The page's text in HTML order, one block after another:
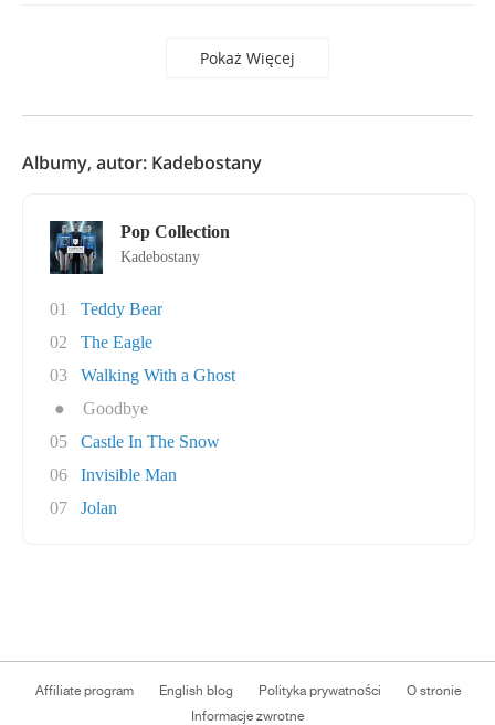
Pokaż Więcej
Albumy, autor: Kadebostany
Pop Collection
Kadebostany
01
Teddy Bear
02
The Eagle
03
Walking With a Ghost
●
Goodbye
05
Castle In The Snow
06
Invisible Man
07
Jolan
Affiliate program English blog Polityka prywatności
O stronie
Informacje zwrotne